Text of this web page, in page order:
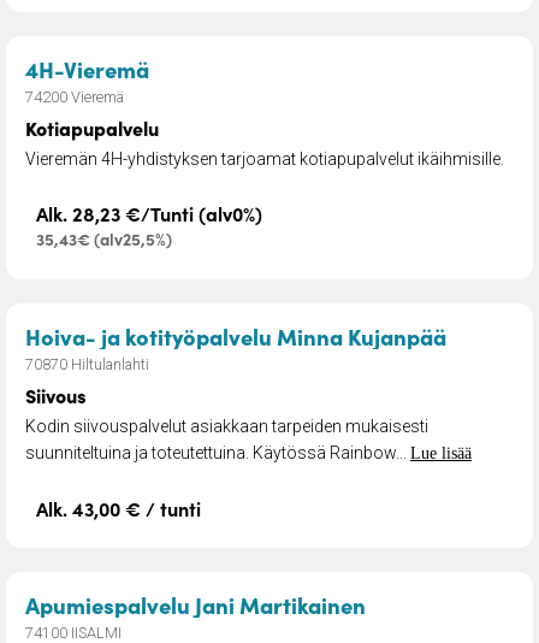
4H-Vieremä
74200 Vieremä
Kotiapupalvelu
Vieremän 4H-yhdistyksen tarjoamat kotiapupalvelut ikäihmisille.
Alk. 28,23 €/Tunti (alv0%)
35,43€ (alv25,5%)
Hoiva- ja kotityöpalvelu Minna Kujanpää– Siivous
70870 Hiltulanlahti
Siivous
Kodin siivouspalvelut asiakkaan tarpeiden mukaisesti
suunniteltuina ja toteutettuina. Käytössä Rainbow... Lue lisää
Alk. 43,00 € / tunti
Apumiespalvelu Jani Martikainen
74100 IISALMI